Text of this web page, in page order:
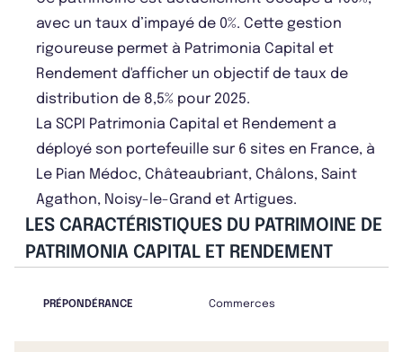
avec un taux d’impayé de 0%. Cette gestion
rigoureuse permet à Patrimonia Capital et
Rendement d'afficher un objectif de taux de
distribution de 8,5% pour 2025.
La SCPI Patrimonia Capital et Rendement a
déployé son portefeuille sur 6 sites en France, à
Le Pian Médoc, Châteaubriant, Châlons, Saint
Agathon, Noisy-le-Grand et Artigues.
LES CARACTÉRISTIQUES DU PATRIMOINE DE
PATRIMONIA CAPITAL ET RENDEMENT
PRÉPONDÉRANCE Commerces